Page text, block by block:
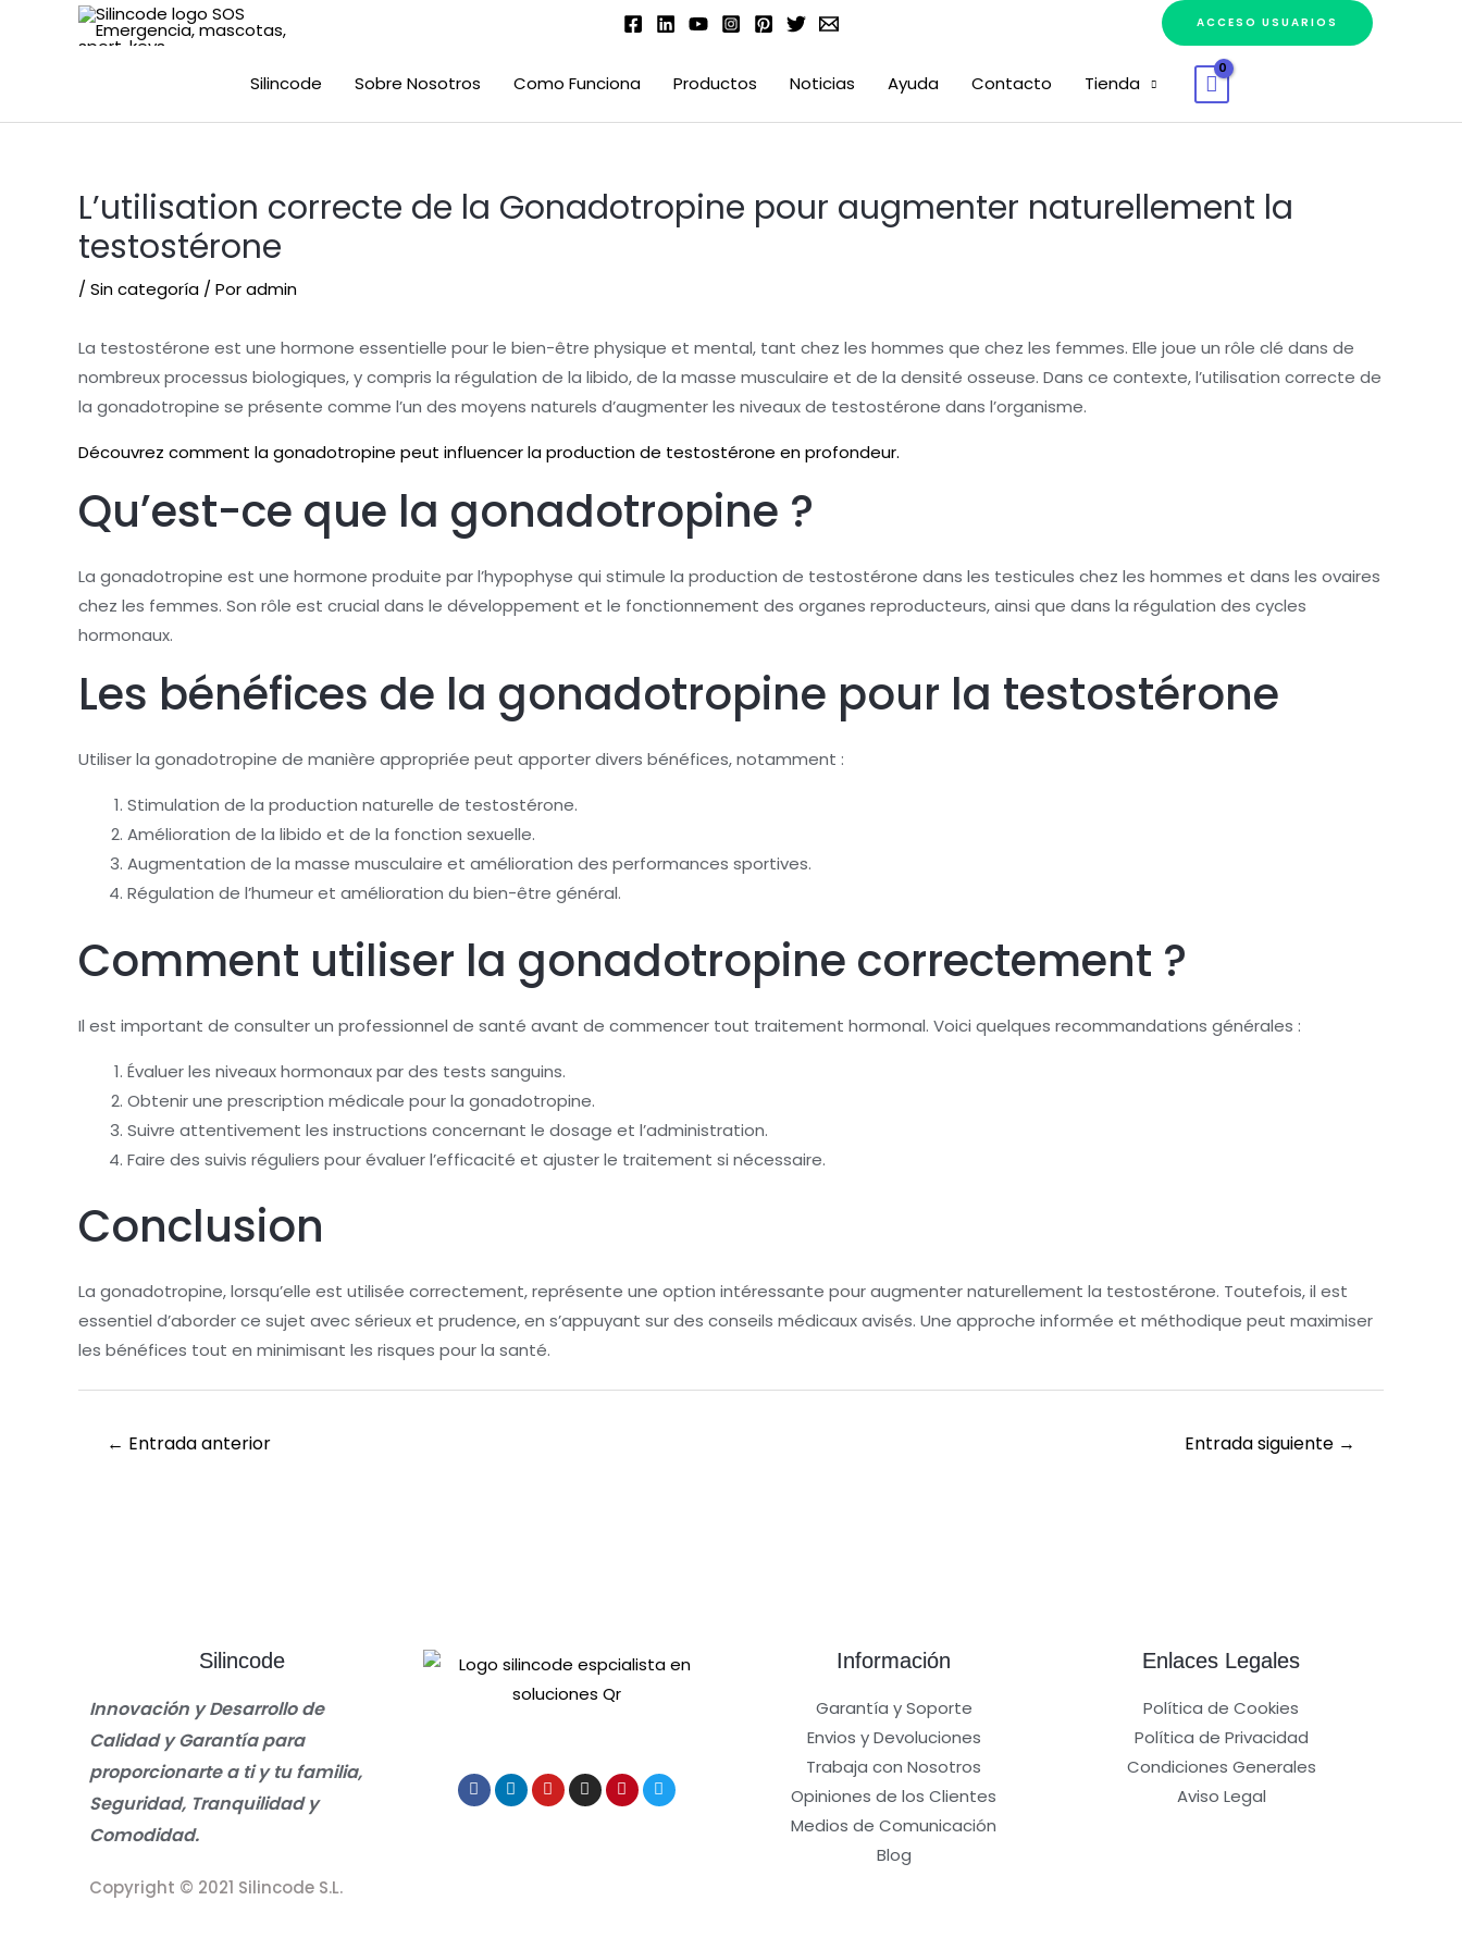
ACCESO USUARIOS
Silincode Sobre Nosotros Como Funciona Productos Noticias Ayuda Contacto Tienda
L’utilisation correcte de la Gonadotropine pour augmenter naturellement la
testostérone
/ Sin categoría / Poradmin
La testostérone est une hormone essentielle pour le bien-être physique et mental, tant chez les hommes que chez les femmes. Elle joue un rôle clé dans de
nombreux processus biologiques, y compris la régulation de la libido, de la masse musculaire et de la densité osseuse. Dans ce contexte, l’utilisation correcte de
la gonadotropine se présente comme l’un des moyens naturels d’augmenter les niveaux de testostérone dans l’organisme.
Découvrez comment la gonadotropine peut influencer la production de testostérone en profondeur.
Qu’est-ce que la gonadotropine ?
La gonadotropine est une hormone produite par l’hypophyse qui stimule la production de testostérone dans les testicules chez les hommes et dans les ovaires
chez les femmes. Son rôle est crucial dans le développement et le fonctionnement des organes reproducteurs, ainsi que dans la régulation des cycles
hormonaux.
Les bénéfices de la gonadotropine pour la testostérone
Utiliser la gonadotropine de manière appropriée peut apporter divers bénéfices, notamment :
Stimulation de la production naturelle de testostérone.
Amélioration de la libido et de la fonction sexuelle.
Augmentation de la masse musculaire et amélioration des performances sportives.
Régulation de l’humeur et amélioration du bien-être général.
Comment utiliser la gonadotropine correctement ?
Il est important de consulter un professionnel de santé avant de commencer tout traitement hormonal. Voici quelques recommandations générales :
Évaluer les niveaux hormonaux par des tests sanguins.
Obtenir une prescription médicale pour la gonadotropine.
Suivre attentivement les instructions concernant le dosage et l’administration.
Faire des suivis réguliers pour évaluer l’efficacité et ajuster le traitement si nécessaire.
Conclusion
La gonadotropine, lorsqu’elle est utilisée correctement, représente une option intéressante pour augmenter naturellement la testostérone. Toutefois, il est
essentiel d’aborder ce sujet avec sérieux et prudence, en s’appuyant sur des conseils médicaux avisés. Une approche informée et méthodique peut maximiser
les bénéfices tout en minimisant les risques pour la santé.
← Entrada anterior Entrada siguiente →
Silincode
Innovación y Desarrollo de
Calidad y Garantía para
proporcionarte a ti y tu familia,
Seguridad, Tranquilidad y
Comodidad.
Información
Garantía y Soporte
Envios y Devoluciones
Trabaja con Nosotros
Opiniones de los Clientes
Medios de Comunicación
Blog
Enlaces Legales
Política de Cookies
Política de Privacidad
Condiciones Generales
Aviso Legal
Copyright © 2021 Silincode S.L.